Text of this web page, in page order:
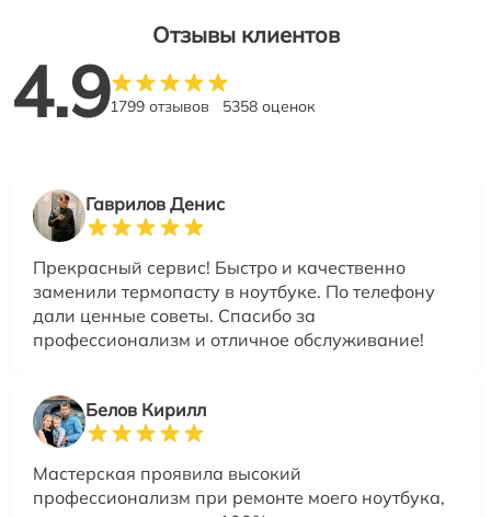
Отзывы клиентов
4.91799 отзывов 5358 оценок
Гаврилов Денис
Прекрасный сервис! Быстро и качественно
заменили термопасту в ноутбуке. По телефону
дали ценные советы. Спасибо за
профессионализм и отличное обслуживание!
Белов Кирилл
Мастерская проявила высокий
профессионализм при ремонте моего ноутбука,